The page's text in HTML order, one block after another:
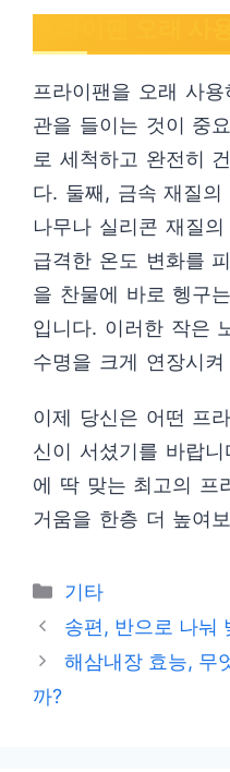
프라이팬을 오래 사
관을 들이는 것이 중
로 세척하고 완전히
다. 둘째, 금속 재질
나무나 실리콘 재질
급격한 온도 변화를
을 찬물에 바로 헹구
입니다. 이러한 작은
수명을 크게 연장시
이제 당신은 어떤 프
신이 서셨기를 바랍
에 딱 맞는 최고의 프
거움을 한층 더 높여
Categories
기타
송편, 반으로 나눠
해삼내장 효능, 무
까?